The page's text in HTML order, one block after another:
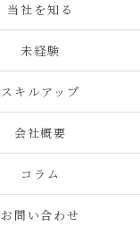
当社を知る
未経験
スキルアップ
会社概要
コラム
お問い合わせ